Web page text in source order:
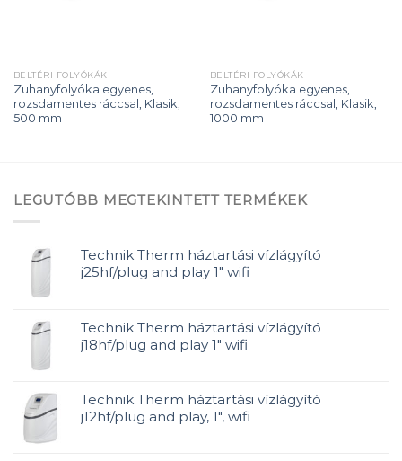
BELTÉRI FOLYÓKÁK
Zuhanyfolyóka egyenes,
rozsdamentes ráccsal, Klasik,
500 mm
BELTÉRI FOLYÓKÁK
Zuhanyfolyóka egyenes,
rozsdamentes ráccsal, Klasik,
1000 mm
LEGUTÓBB MEGTEKINTETT TERMÉKEK
Technik Therm háztartási vízlágyító
j25hf/plug and play 1" wifi
Technik Therm háztartási vízlágyító
j18hf/plug and play 1" wifi
Technik Therm háztartási vízlágyító
j12hf/plug and play, 1", wifi